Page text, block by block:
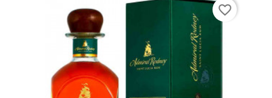
favorite_border